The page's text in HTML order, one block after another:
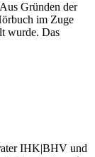
Gründen der
im Zuge
wurde. Das
IHK|BHV und